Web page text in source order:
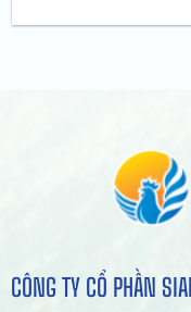
CÔNG TY CỔ PHẦN